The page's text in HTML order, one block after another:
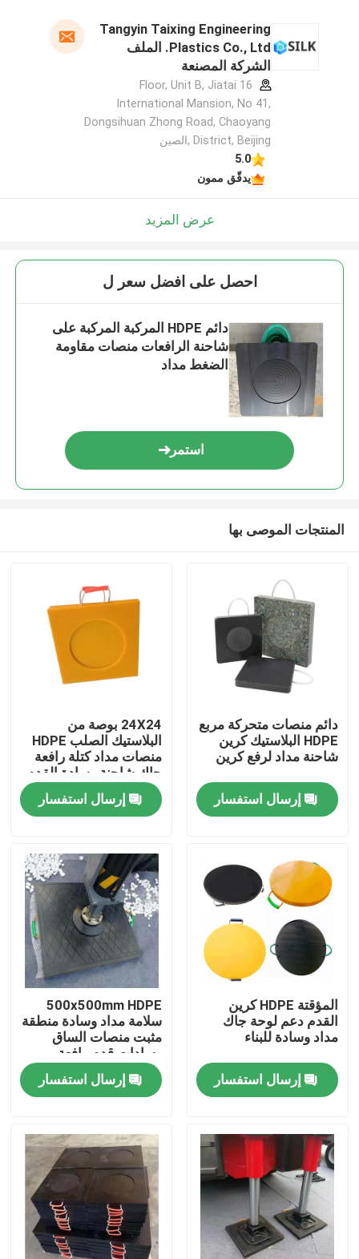
بيت
معلومات عنا
جولة في المعمل
رقابة جودة
اتصل بنا
أخبار
صفائح بلاستيك البولي ايثيلين
بطانة UHMWPE
حصائر حماية الأرض
Tangyin Taixing Engineering
Plastics Co., Ltd. الملف
الشركة المصنعة
16 Floor, Unit B, Jiatai
International Mansion, No 41,
Dongsihuan Zhong Road, Chaoyang
District, Beijing ,الصين
5.0
يدقّق ممون
عرض المزيد
احصل على افضل سعر ل
دائم HDPE المركبة المركبة على
شاحنة الرافعات منصات مقاومة
الضغط مداد
استمر
المنتجات الموصى بها
دائم منصات متحركة مربع
HDPE البلاستيك كرين
شاحنة مداد لرفع كرين
إرسال استفسار
24X24 بوصة من
البلاستيك الصلب HDPE
منصات مداد كتلة رافعة
جاك شاحنة وسادة القدم
إرسال استفسار
المؤقتة HDPE كرين
القدم دعم لوحة جاك
مداد وسادة للبناء
إرسال استفسار
500x500mm HDPE
سلامة مداد وسادة منطقة
مثبت منصات الساق
وسادات قدم رافعة
إرسال استفسار